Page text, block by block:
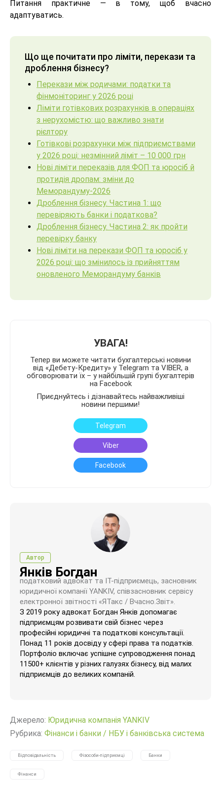
Питання практичне — в тому, щоб вчасно
адаптуватись.
Що ще почитати про ліміти, перекази та
дроблення бізнесу?
Перекази між родичами: податки та
фінмоніторинг у 2026 році
Ліміти готівкових розрахунків в операціях
з нерухомістю: що важливо знати
рієлтору
Готівкові розрахунки між підприємствами
у 2026 році: незмінний ліміт – 10 000 грн
Нові ліміти переказів для ФОП та юросіб й
протидія дропам: зміни до
Меморандуму-2026
Дроблення бізнесу. Частина 1: що
перевіряють банки і податкова?
Дроблення бізнесу. Частина 2: як пройти
перевірку банку
Нові ліміти на перекази ФОП та юросіб у
2026 році: що змінилось із прийняттям
оновленого Меморандуму банків
УВАГА!
Тепер ви можете читати бухгалтерські новини
від «Дебету-Кредиту» у Telegram та VIBER, а
обговорювати їх – у найбільшій групі бухгалтерів
на Facebook
Приєднуйтесь і дізнавайтесь найважливіші
новини першими!
Telegram
Viber
Facebook
Автор
Янків Богдан
податковий адвокат та ІТ-підприємець, засновник
юридичної компанії YANKIV, співзасновник сервісу
електронної звітності «ЯТакс / Вчасно.Звіт».
З 2019 року адвокат Богдан Янків допомагає
підприємцям розвивати свій бізнес через
професійні юридичні та податкові консультації.
Понад 11 років досвіду у сфері права та податків.
Портфоліо включає успішне супроводження понад
11500+ клієнтів у різних галузях бізнесу, від малих
підприємців до великих компаній.
Джерело: Юридична компанія YANKIV
Рубрика: Фінанси і банки / НБУ і банківська система
Відповідальність Фізособи-підприємці Банки
Фінанси